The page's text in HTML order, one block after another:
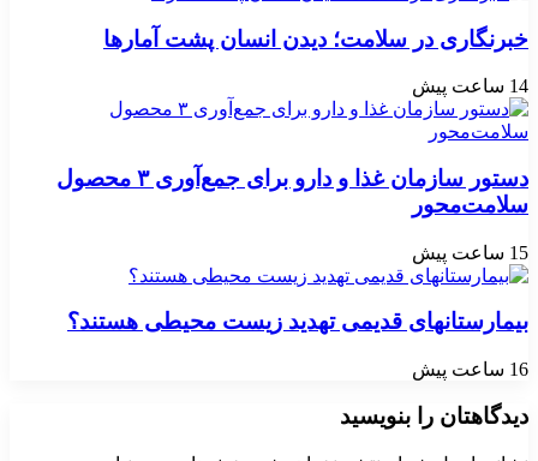
خبرنگاری در سلامت؛ دیدن انسان پشت آمارها
14 ساعت پیش
دستور سازمان غذا و دارو برای جمع‌آوری ۳ محصول
سلامت‌محور
15 ساعت پیش
بیمارستانهای قدیمی تهدید زیست محیطی هستند؟
16 ساعت پیش
دیدگاهتان را بنویسید